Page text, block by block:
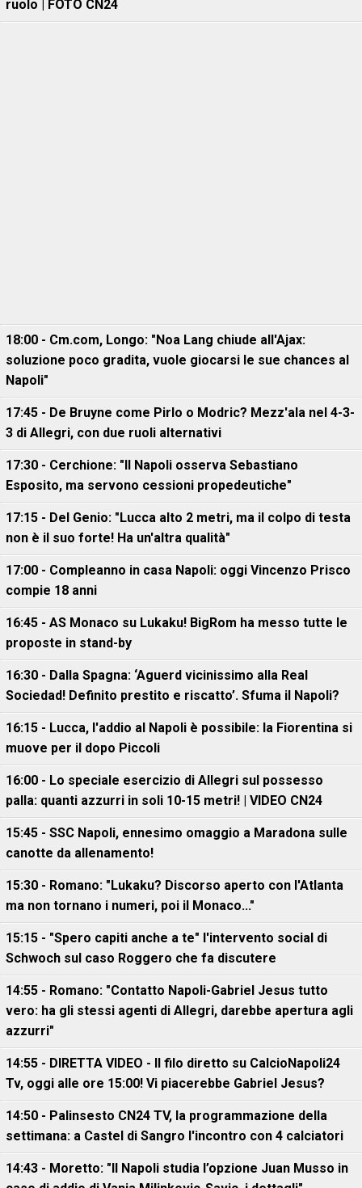
ruolo | FOTO CN24
18:00 - Cm.com, Longo: "Noa Lang chiude all'Ajax:
soluzione poco gradita, vuole giocarsi le sue chances al
Napoli"
17:45 - De Bruyne come Pirlo o Modric? Mezz'ala nel 4-3-
3 di Allegri, con due ruoli alternativi
17:30 - Cerchione: "Il Napoli osserva Sebastiano
Esposito, ma servono cessioni propedeutiche"
17:15 - Del Genio: "Lucca alto 2 metri, ma il colpo di testa
non è il suo forte! Ha un'altra qualità"
17:00 - Compleanno in casa Napoli: oggi Vincenzo Prisco
compie 18 anni
16:45 - AS Monaco su Lukaku! BigRom ha messo tutte le
proposte in stand-by
16:30 - Dalla Spagna: ‘Aguerd vicinissimo alla Real
Sociedad! Definito prestito e riscatto’. Sfuma il Napoli?
16:15 - Lucca, l'addio al Napoli è possibile: la Fiorentina si
muove per il dopo Piccoli
16:00 - Lo speciale esercizio di Allegri sul possesso
palla: quanti azzurri in soli 10-15 metri! | VIDEO CN24
15:45 - SSC Napoli, ennesimo omaggio a Maradona sulle
canotte da allenamento!
15:30 - Romano: "Lukaku? Discorso aperto con l'Atlanta
ma non tornano i numeri, poi il Monaco..."
15:15 - "Spero capiti anche a te" l'intervento social di
Schwoch sul caso Roggero che fa discutere
14:55 - Romano: "Contatto Napoli-Gabriel Jesus tutto
vero: ha gli stessi agenti di Allegri, darebbe apertura agli
azzurri"
14:55 - DIRETTA VIDEO - Il filo diretto su CalcioNapoli24
Tv, oggi alle ore 15:00! Vi piacerebbe Gabriel Jesus?
14:50 - Palinsesto CN24 TV, la programmazione della
settimana: a Castel di Sangro l'incontro con 4 calciatori
14:43 - Moretto: "Il Napoli studia l’opzione Juan Musso in